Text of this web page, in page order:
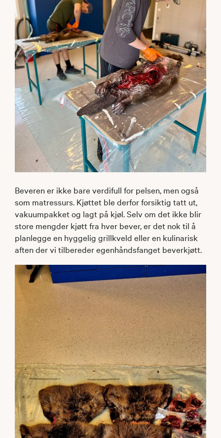
Beveren er ikke bare verdifull for pelsen, men også
som matressurs. Kjøttet ble derfor forsiktig tatt ut,
vakuumpakket og lagt på kjøl. Selv om det ikke blir
store mengder kjøtt fra hver bever, er det nok til å
planlegge en hyggelig grillkveld eller en kulinarisk
aften der vi tilbereder egenhåndsfanget beverkjøtt.